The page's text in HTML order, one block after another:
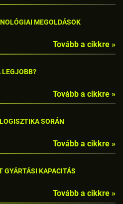
MEGOLDÁSOK
Tovább a cikkre »
LEGJOBB?
Tovább a cikkre »
SORÁN
Tovább a cikkre »
GYÁRTÁSI KAPACITÁS
Tovább a cikkre »